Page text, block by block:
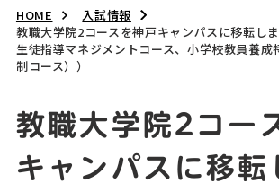
HOME
入試情報
教職大学院2コースを神戸キャンパスに移転し
生徒指導マネジメントコース、小学校教員養成
制コース））
教職大学院2コー
キャンパスに移転